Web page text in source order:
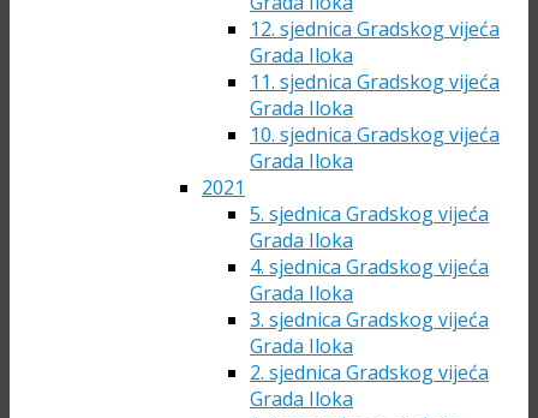
12. sjednica Gradskog vijeća
Grada Iloka
11. sjednica Gradskog vijeća
Grada Iloka
10. sjednica Gradskog vijeća
Grada Iloka
2021
5. sjednica Gradskog vijeća
Grada Iloka
4. sjednica Gradskog vijeća
Grada Iloka
3. sjednica Gradskog vijeća
Grada Iloka
2. sjednica Gradskog vijeća
Grada Iloka